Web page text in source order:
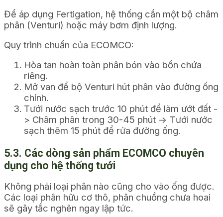
Để áp dụng Fertigation, hệ thống cần một bộ châm
phân (Venturi) hoặc máy bơm định lượng.
Quy trình chuẩn của ECOMCO:
Hòa tan hoàn toàn phân bón vào bồn chứa
riêng.
Mở van để bộ Venturi hút phân vào đường ống
chính.
Tưới nước sạch trước 10 phút để làm ướt đất -
> Châm phân trong 30-45 phút -> Tưới nước
sạch thêm 15 phút để rửa đường ống.
5.3. Các dòng sản phẩm ECOMCO chuyên
dụng cho hệ thống tưới
Không phải loại phân nào cũng cho vào ống được.
Các loại phân hữu cơ thô, phân chuồng chưa hoai
sẽ gây tắc nghẽn ngay lập tức.